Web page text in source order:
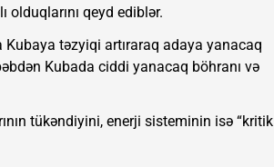
olduqlarını qeyd ediblər.
təzyiqi artıraraq adaya yanacaq
Kubada ciddi yanacaq böhranı və
tükəndiyini, enerji sisteminin isə “kritik